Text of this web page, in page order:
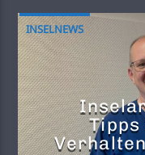
INSELNEWS